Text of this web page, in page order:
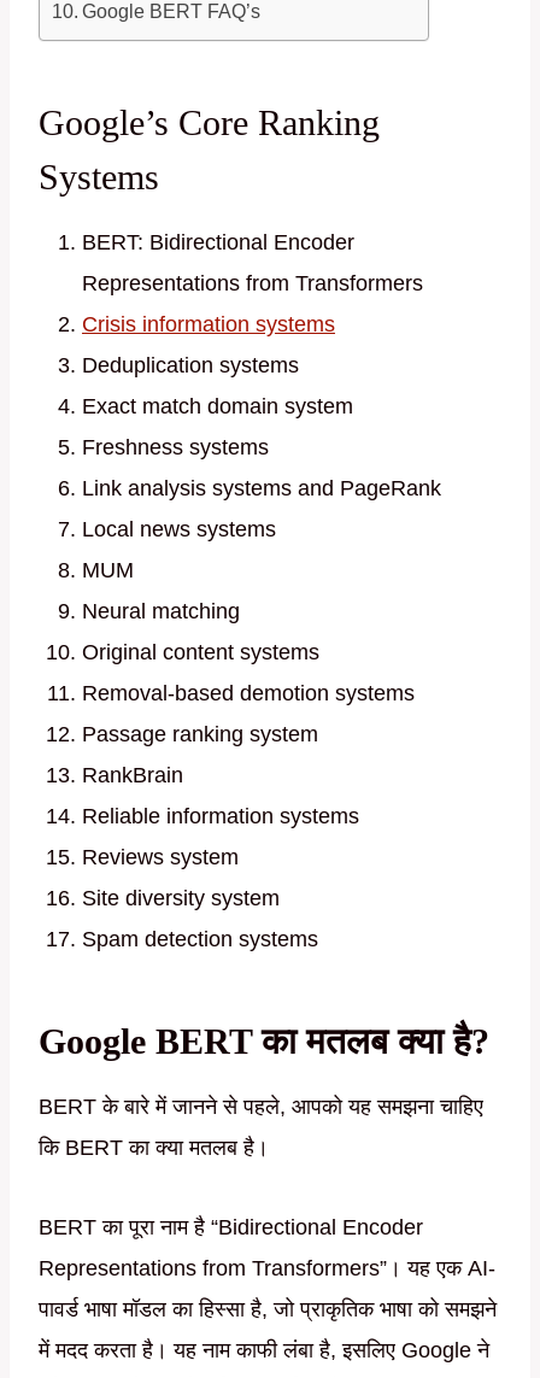
Google BERT FAQ’s
Google’s Core Ranking
Systems
BERT: Bidirectional Encoder
Representations from Transformers
Crisis information systems
Deduplication systems
Exact match domain system
Freshness systems
Link analysis systems and PageRank
Local news systems
MUM
Neural matching
Original content systems
Removal-based demotion systems
Passage ranking system
RankBrain
Reliable information systems
Reviews system
Site diversity system
Spam detection systems
Google BERT का मतलब क्या है?
BERT के बारे में जानने से पहले, आपको यह समझना चाहिए
कि BERT का क्या मतलब है।
BERT का पूरा नाम है “Bidirectional Encoder
Representations from Transformers”। यह एक AI-
पावर्ड भाषा मॉडल का हिस्सा है, जो प्राकृतिक भाषा को समझने
में मदद करता है। यह नाम काफी लंबा है, इसलिए Google ने